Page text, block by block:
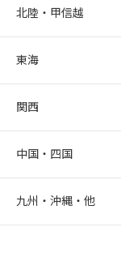
北陸・甲信越
東海
関西
中国・四国
九州・沖縄・他